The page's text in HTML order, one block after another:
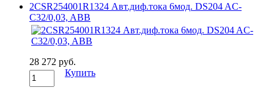
2CSR254001R1324 Авт.диф.тока 6мод. DS204 AC-
C32/0,03, ABB
28 272 руб.
Купить